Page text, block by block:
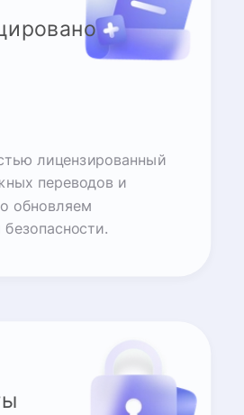
лицензированный
переводов и
обновляем